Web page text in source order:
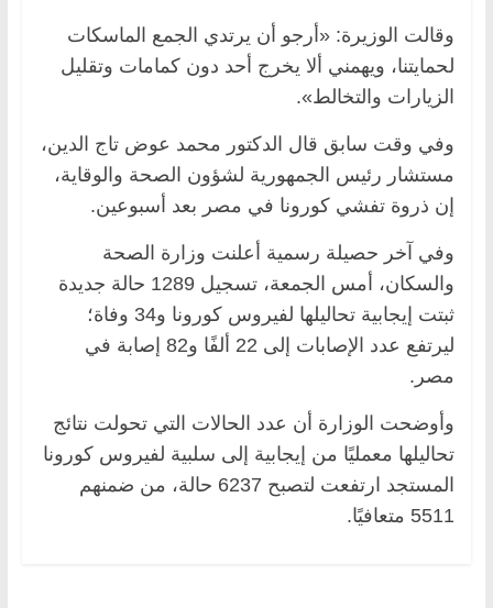
وقالت الوزيرة: «أرجو أن يرتدي الجمع الماسكات
لحمايتنا، ويهمني ألا يخرج أحد دون كمامات وتقليل
الزيارات والتخالط».
وفي وقت سابق قال الدكتور محمد عوض تاج الدين،
مستشار رئيس الجمهورية لشؤون الصحة والوقاية،
إن ذروة تفشي كورونا في مصر بعد أسبوعين.
وفي آخر حصيلة رسمية أعلنت وزارة الصحة
والسكان، أمس الجمعة، تسجيل 1289 حالة جديدة
ثبتت إيجابية تحاليلها لفيروس كورونا و34 وفاة؛
ليرتفع عدد الإصابات إلى 22 ألفًا و82 إصابة في
مصر.
وأوضحت الوزارة أن عدد الحالات التي تحولت نتائج
تحاليلها معمليًا من إيجابية إلى سلبية لفيروس كورونا
المستجد ارتفعت لتصبح 6237 حالة، من ضمنهم
5511 متعافيًا.